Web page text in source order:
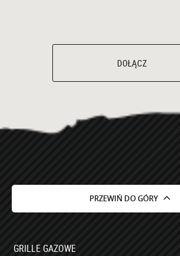
DOŁĄCZ
PRZEWIŃ DO GÓRY
GRILLE GAZOWE